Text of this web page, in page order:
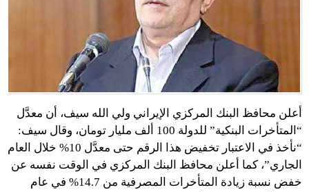
أعلن محافظ البنك المركزي الإيراني ولي الله سيف، أن معدَّل
“المتأخرات البنكية” للدولة 100 ألف مليار تومان، وقال سيف:
“نأخذ في الاعتبار تخفيض هذا الرقم حتى معدَّل 10% خلال العام
الجاري”، كما أعلن محافظ البنك المركزي في الوقت نفسه عن
خفض نسبة زيادة المتأخرات المصرفية من 14.7% في عام